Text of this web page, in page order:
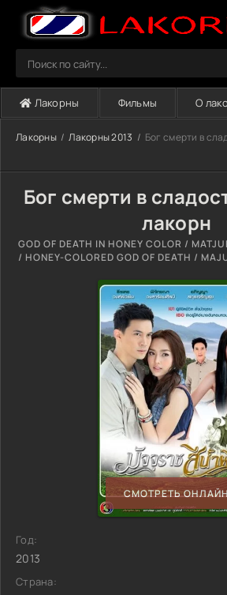
Лакорны Фильмы О
Лакорны Лакорны 2013 Бог смерти в
Бог смерти в
лакорн
GOD OF DEATH IN HONEY COLOR /
/ HONEY-COLORED GOD OF DEATH /
СМОТРЕТЬ
Год:
2013
Страна: